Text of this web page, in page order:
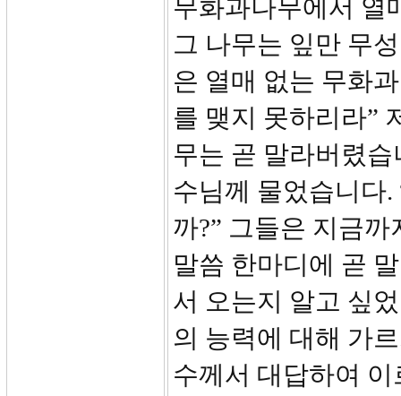
무화과나무에서 열
그 나무는 잎만 무
은 열매 없는 무화
를 맺지 못하리라”
무는 곧 말라버렸
수님께 물었습니다
까?” 그들은 지금
말씀 한마디에 곧
서 오는지 알고 싶
의 능력에 대해 가
수께서 대답하여